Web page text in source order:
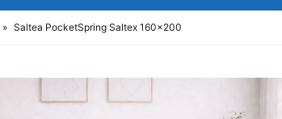
» Saltea PocketSpring Saltex 160×200